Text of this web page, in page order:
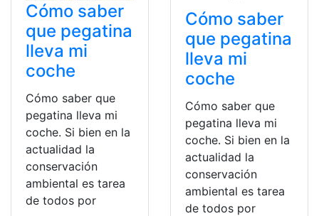
Cómo saber
que pegatina
lleva mi
coche
Cómo saber que
pegatina lleva mi
coche. Si bien en la
actualidad la
conservación
ambiental es tarea
de todos por
Cómo saber
que pegatina
lleva mi
coche
Cómo saber que
pegatina lleva mi
coche. Si bien en la
actualidad la
conservación
ambiental es tarea
de todos por